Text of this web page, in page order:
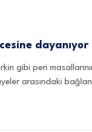
dayanıyor
gibi peri
arasındaki